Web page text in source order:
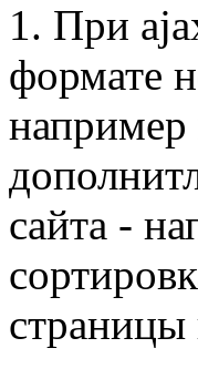
1. При
формате
например
сайта -
страницы